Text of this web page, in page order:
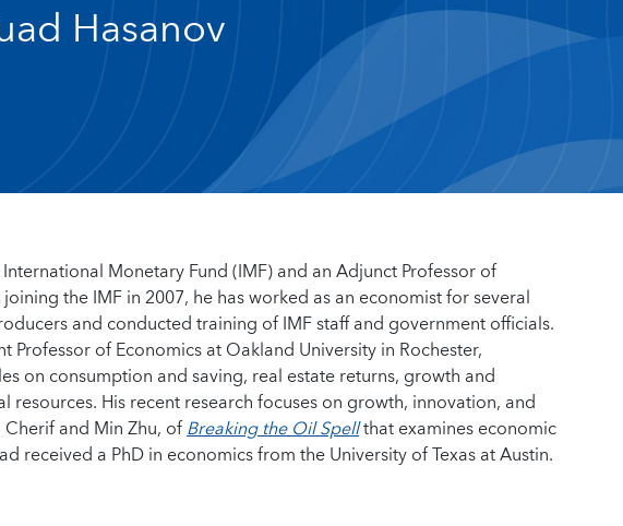
Hasanov
Monetary Fund (IMF) and an Adjunct Professor of
the IMF in 2007, he has worked as an economist for several
and conducted training of IMF staff and government officials.
Professor of Economics at Oakland University in Rochester,
on consumption and saving, real estate returns, growth and
His recent research focuses on growth, innovation, and
and Min Zhu, ofBreaking the Oil Spellthat examines economic
received a PhD in economics from the University of Texas at Austin.